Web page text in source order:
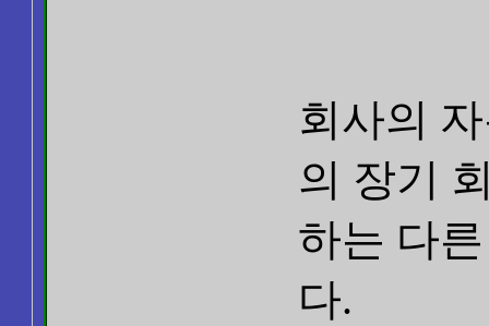
회사의
의 장기
하는 다
다.